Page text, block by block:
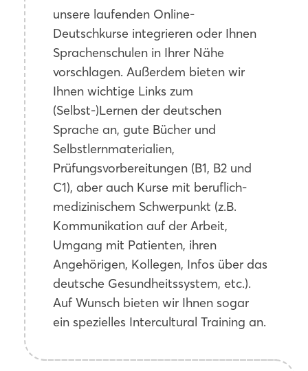
unsere laufenden Online-
Deutschkurse integrieren oder Ihnen
Sprachenschulen in Ihrer Nähe
vorschlagen. Außerdem bieten wir
Ihnen wichtige Links zum
(Selbst-)Lernen der deutschen
Sprache an, gute Bücher und
Selbstlernmaterialien,
Prüfungsvorbereitungen (B1, B2 und
C1), aber auch Kurse mit beruflich-
medizinischem Schwerpunkt (z.B.
Kommunikation auf der Arbeit,
Umgang mit Patienten, ihren
Angehörigen, Kollegen, Infos über das
deutsche Gesundheitssystem, etc.).
Auf Wunsch bieten wir Ihnen sogar
ein spezielles Intercultural Training an.